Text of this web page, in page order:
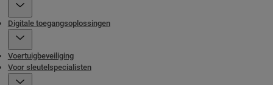
Digitale toegangsoplossingen
Voertuigbeveiliging
Voor sleutelspecialisten